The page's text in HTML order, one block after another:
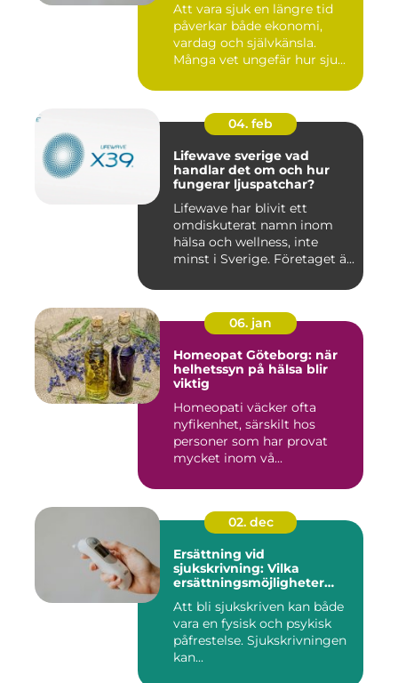
Att vara sjuk en längre tid
påverkar både ekonomi,
vardag och självkänsla.
Många vet ungefär hur sju...
04. feb
Lifewave sverige vad
handlar det om och hur
fungerar ljuspatchar?
Lifewave har blivit ett
omdiskuterat namn inom
hälsa och wellness, inte
minst i Sverige. Företaget ä...
06. jan
Homeopat Göteborg: när
helhetssyn på hälsa blir
viktig
Homeopati väcker ofta
nyfikenhet, särskilt hos
personer som har provat
mycket inom vå...
02. dec
Ersättning vid
sjukskrivning: Vilka
ersättningsmöjligheter
Att bli sjukskriven kan både
vara en fysisk och psykisk
påfrestelse. Sjukskrivningen
kan...